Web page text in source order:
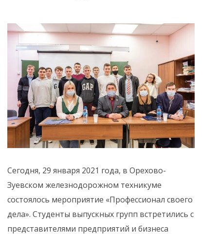
Сегодня, 29 января 2021 года, в Орехово-
Зуевском железнодорожном техникуме
состоялось мероприятие «Профессионал своего
дела». Студенты выпускных групп встретились с
представителями предприятий и бизнеса